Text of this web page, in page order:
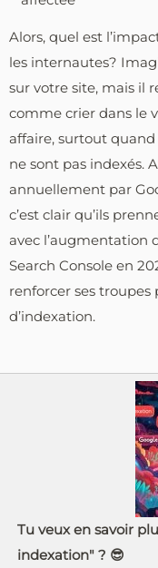
Alors, quel est
les internautes?
sur votre site, mais il
comme crier dans le
affaire, surtout quand
ne sont pas indexés.
annuellement par
c’est clair qu’ils
avec l’augmentation
Search Console en
renforcer ses
d’indexation.
Tu veux en savoir
indexation" ? 😎